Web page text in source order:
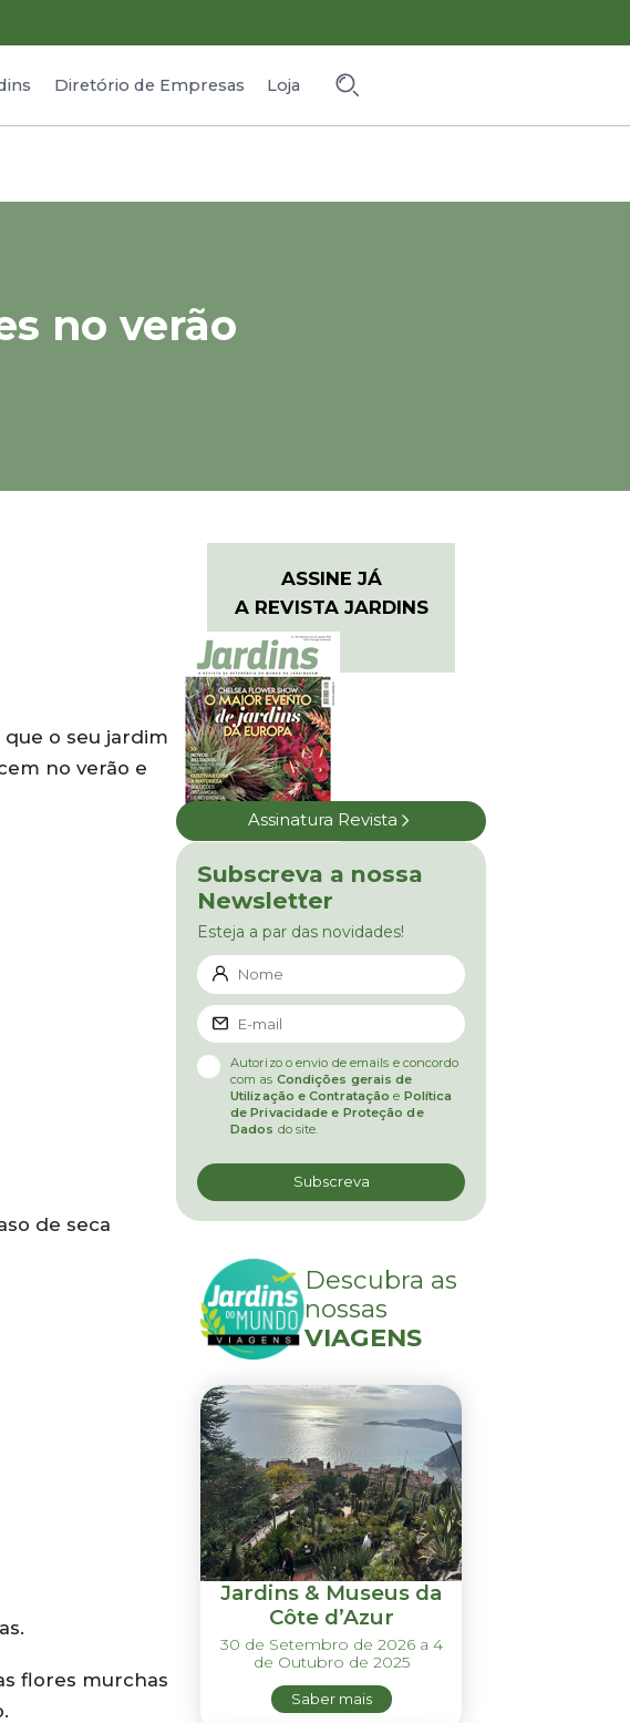
Diretório de Empresas Loja
no verão
o seu jardim
no verão e
de seca
flores murchas
ASSINE JÁ
A REVISTA JARDINS
Assinatura Revista
Subscreva a nossa
Newsletter
Esteja a par das novidades!
Autorizo o envio de emails e concordo
com as Condições gerais de
Utilização e Contratação e Política
de Privacidade e Proteção de
Dados do site.
Descubra as
nossas
VIAGENS
Jardins & Museus da
Côte d’Azur
30 de Setembro de 2026 a 4
de Outubro de 2025
Saber mais